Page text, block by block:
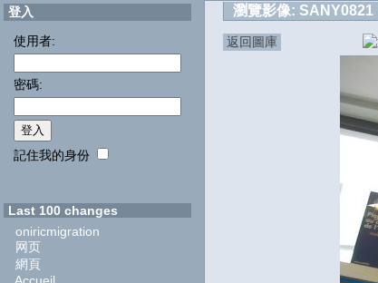
登入
使用者:
密碼:
記住我的身份
Last 100 changes
oniricmigration
网页
網頁
瀏覽影像: SANY0821
返回圖庫